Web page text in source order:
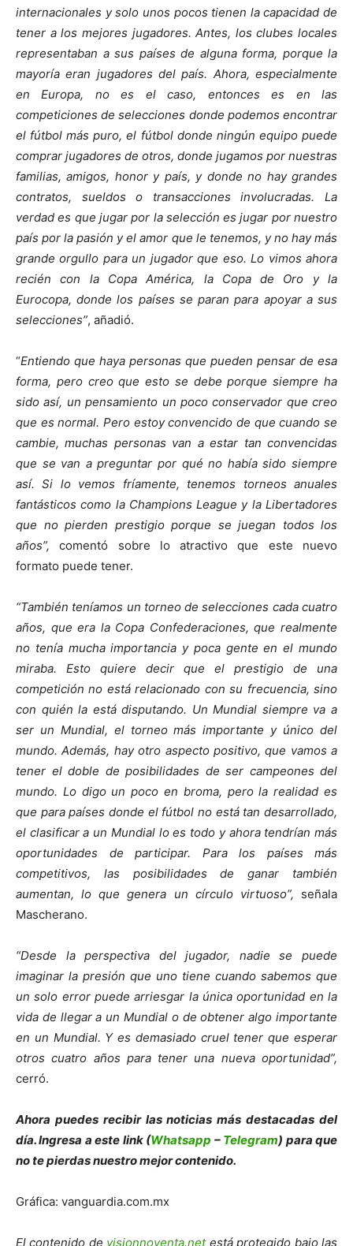
internacionales y solo unos pocos tienen la capacidad de
tener a los mejores jugadores. Antes, los clubes locales
representaban a sus países de alguna forma, porque la
mayoría eran jugadores del país. Ahora, especialmente
en Europa, no es el caso, entonces es en las
competiciones de selecciones donde podemos encontrar
el fútbol más puro, el fútbol donde ningún equipo puede
comprar jugadores de otros, donde jugamos por nuestras
familias, amigos, honor y país, y donde no hay grandes
contratos, sueldos o transacciones involucradas. La
verdad es que jugar por la selección es jugar por nuestro
país por la pasión y el amor que le tenemos, y no hay más
grande orgullo para un jugador que eso. Lo vimos ahora
recién con la Copa América, la Copa de Oro y la
Eurocopa, donde los países se paran para apoyar a sus
selecciones”, añadió.
“Entiendo que haya personas que pueden pensar de esa
forma, pero creo que esto se debe porque siempre ha
sido así, un pensamiento un poco conservador que creo
que es normal. Pero estoy convencido de que cuando se
cambie, muchas personas van a estar tan convencidas
que se van a preguntar por qué no había sido siempre
así. Si lo vemos fríamente, tenemos torneos anuales
fantásticos como la Champions League y la Libertadores
que no pierden prestigio porque se juegan todos los
años”,comentó sobre lo atractivo que este nuevo
formato puede tener.
“También teníamos un torneo de selecciones cada cuatro
años, que era la Copa Confederaciones, que realmente
no tenía mucha importancia y poca gente en el mundo
miraba. Esto quiere decir que el prestigio de una
competición no está relacionado con su frecuencia, sino
con quién la está disputando. Un Mundial siempre va a
ser un Mundial, el torneo más importante y único del
mundo. Además, hay otro aspecto positivo, que vamos a
tener el doble de posibilidades de ser campeones del
mundo. Lo digo un poco en broma, pero la realidad es
que para países donde el fútbol no está tan desarrollado,
el clasificar a un Mundial lo es todo y ahora tendrían más
oportunidades de participar. Para los países más
competitivos, las posibilidades de ganar también
aumentan, lo que genera un círculo virtuoso”, señala
Mascherano.
“Desde la perspectiva del jugador, nadie se puede
imaginar la presión que uno tiene cuando sabemos que
un solo error puede arriesgar la única oportunidad en la
vida de llegar a un Mundial o de obtener algo importante
en un Mundial. Y es demasiado cruel tener que esperar
otros cuatro años para tener una nueva oportunidad”,
cerró.
Ahora puedes recibir las noticias más destacadas del
día. Ingresa a este link (Whatsapp – Telegram) para que
no te pierdas nuestro mejor contenido.
Gráfica: vanguardia.com.mx
El contenido de visionnoventa.netestá protegido bajo las